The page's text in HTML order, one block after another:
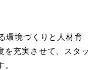
環境づくりと人材育
を充実させて、スタッ